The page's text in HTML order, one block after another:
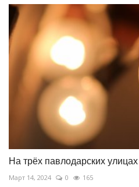
На трёх павлодарских
Март 14, 2024 0 165